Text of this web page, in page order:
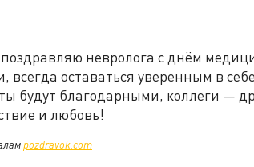
невролога с днём
всегда оставаться уверенным в
будут благодарными, коллеги —
и любовь!
pozdravok.com